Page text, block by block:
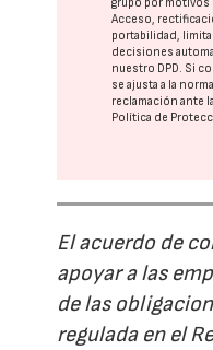
grupo por motivos
Acceso,
portabilidad,
decisiones
nuestro DPD. Si
se ajusta a la
reclamación ante
Política de
El acuerdo de
apoyar a las
de las
regulada en el